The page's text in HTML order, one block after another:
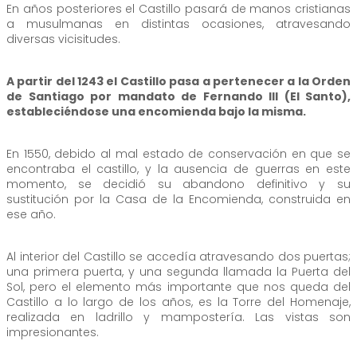
En años posteriores el Castillo pasará de manos cristianas
a musulmanas en distintas ocasiones, atravesando
diversas vicisitudes.
A partir del 1243 el Castillo pasa a pertenecer a la Orden
de Santiago por mandato de Fernando III (El Santo),
estableciéndose una encomienda bajo la misma.
En 1550, debido al mal estado de conservación en que se
encontraba el castillo, y la ausencia de guerras en este
momento, se decidió su abandono definitivo y su
sustitución por la Casa de la Encomienda, construida en
ese año.
Al interior del Castillo se accedía atravesando dos puertas;
una primera puerta, y una segunda llamada la Puerta del
Sol, pero el elemento más importante que nos queda del
Castillo a lo largo de los años, es la Torre del Homenaje,
realizada en ladrillo y mampostería. Las vistas son
impresionantes.